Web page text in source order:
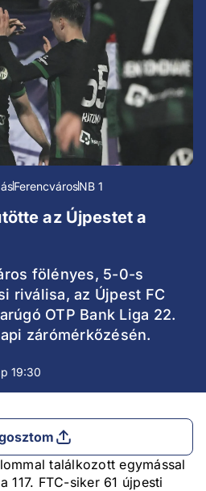
FerencvárosNB 1
az Újpestet a
fölényes, 5-0-s
riválisa, az Újpest FC
OTP Bank Liga 22.
zárómérkőzésén.
19:30
találkozott egymással
117. FTC-siker 61 újpesti